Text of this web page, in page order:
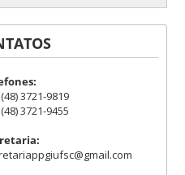
3721-9819
3721-9455